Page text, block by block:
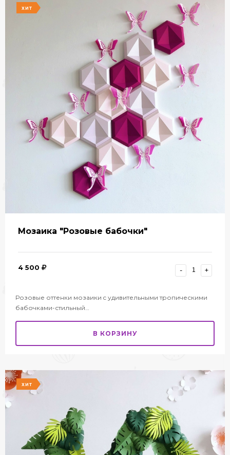
ХИТ
Мозаика "Розовые бабочки"
4 500 - +
Розовые оттенки мозаики c удивительными тропическими
бабочками-стильный…
В КОРЗИНУ
ХИТ